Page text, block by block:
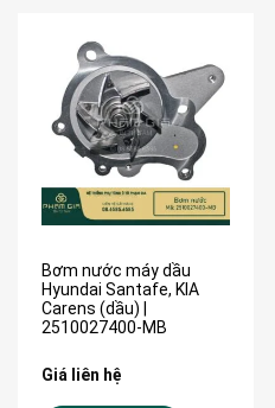
Bơm nước máy dầu
Hyundai Santafe, KIA
Carens (dầu) |
2510027400-MB
Giá liên hệ